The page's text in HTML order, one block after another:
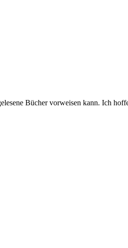
Bücher vorweisen kann. Ich